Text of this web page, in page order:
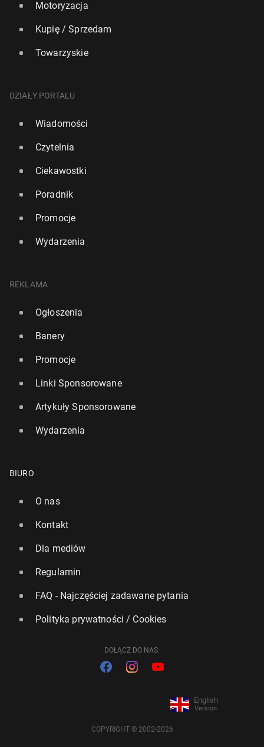
Motoryzacja
Kupię / Sprzedam
Towarzyskie
DZIAŁY PORTALU
Wiadomości
Czytelnia
Ciekawostki
Poradnik
Promocje
Wydarzenia
REKLAMA
Ogłoszenia
Banery
Promocje
Linki Sponsorowane
Artykuły Sponsorowane
Wydarzenia
BIURO
O nas
Kontakt
Dla mediów
Regulamin
FAQ - Najczęściej zadawane pytania
Polityka prywatności / Cookies
DOŁĄCZ DO NAS:
English
Version
COPYRIGHT © 2002-2026